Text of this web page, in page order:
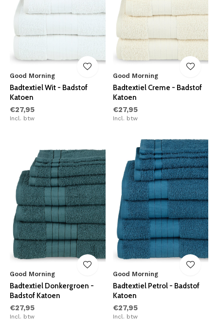
Good Morning
Badtextiel Wit - Badstof
Katoen
€27,95
Incl. btw
Good Morning
Badtextiel Creme - Badstof
Katoen
€27,95
Incl. btw
Good Morning
Badtextiel Donkergroen -
Badstof Katoen
€27,95
Incl. btw
Good Morning
Badtextiel Petrol - Badstof
Katoen
€27,95
Incl. btw